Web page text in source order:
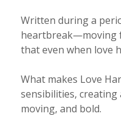
Written during a
heartbreak—moving
that even when love
What makes Love
sensibilities,
moving, and bold.